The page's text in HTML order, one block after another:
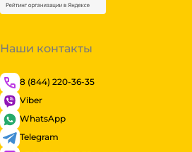
Наши контакты
8 (844) 220-36-35
Viber
WhatsApp
Telegram